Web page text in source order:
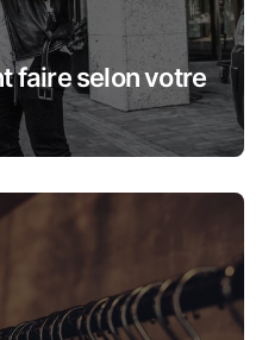
faire selon votre